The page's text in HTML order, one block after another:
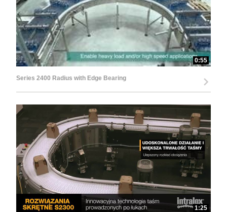
0:55
Series 2400 Radius with Edge Bearing
1:25